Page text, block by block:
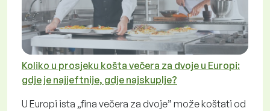
Koliko u prosjeku košta večera za dvoje u Europi:
gdje je najjeftnije, gdje najskuplje?
U Europi ista „fina večera za dvoje” može koštati od